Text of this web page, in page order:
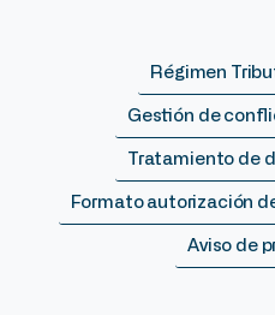
Régimen
Gestión de
Tratamiento de
Formato autorización
Aviso de